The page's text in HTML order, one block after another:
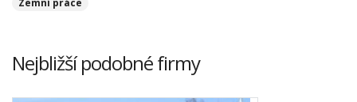
Zemní práce
Nejbližší podobné firmy